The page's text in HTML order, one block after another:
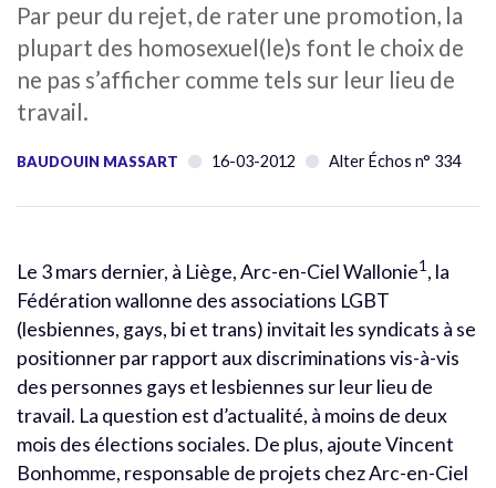
Par peur du rejet, de rater une promotion, la
plupart des homosexuel(le)s font le choix de
ne pas s’afficher comme tels sur leur lieu de
travail.
BAUDOUIN MASSART 16-03-2012 Alter Échos n° 334
Le 3 mars dernier, à Liège, Arc-en-Ciel Wallonie1 , la
Fédération wallonne des associations LGBT
(lesbiennes, gays, bi et trans) invitait les syndicats à se
positionner par rapport aux discriminations vis-à-vis
des personnes gays et lesbiennes sur leur lieu de
travail. La question est d’actualité, à moins de deux
mois des élections sociales. De plus, ajoute Vincent
Bonhomme, responsable de projets chez Arc-en-Ciel